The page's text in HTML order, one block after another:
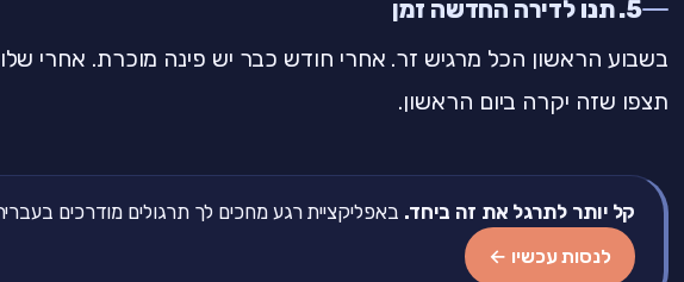
5. תנו לדירה החדשה זמן
בשבוע הראשון הכל מרגיש זר. אחרי חודש כבר יש פינה מוכרת. אחרי
תצפו שזה יקרה ביום הראשון.
קל יותר לתרגל את זה ביחד. באפליקציית רגע מחכים לך תרגולים מודרכים בעברית של 2-5
לנסות עכשיו ←